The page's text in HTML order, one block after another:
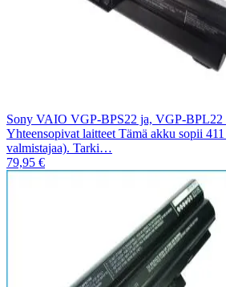
Sony VAIO VGP-BPS22 ja, VGP-BPL22
Yhteensopivat laitteet Tämä akku sopii
valmistajaa). Tarki…
79,95 €